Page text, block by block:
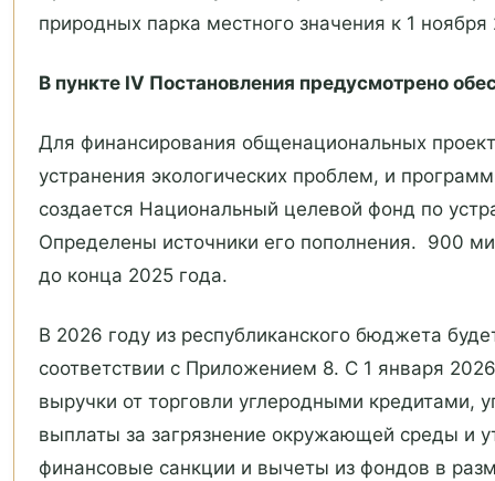
природных парка местного значения к 1
В пункте IV Постановления предусмотрено
Для финансирования общенациональных
устранения экологических проблем, и
создается Национальный целевой фонд по
Определены источники его пополнения. 900
до конца 2025 года.
В 2026 году из республиканского бюджета
соответствии с Приложением 8. С 1 января
выручки от торговли углеродными кредитами,
выплаты за загрязнение окружающей среды и
финансовые санкции и вычеты из фондов в